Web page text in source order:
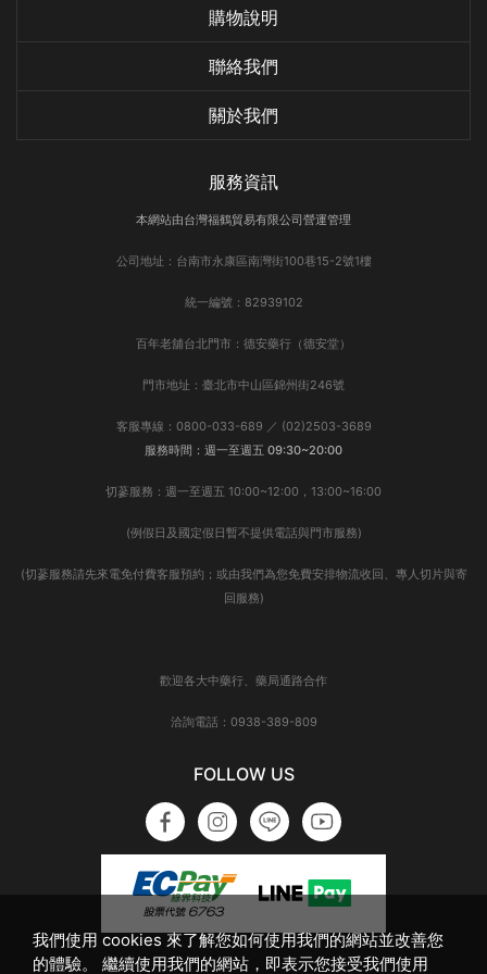
購物說明
聯絡我們
關於我們
服務資訊
本網站由台灣福鶴貿易有限公司營運管理
公司地址：台南市永康區南灣街100巷15-2號1樓
統一編號：82939102
百年老舖台北門市：德安藥行（德安堂）
門市地址：臺北市中山區錦州街246號
客服專線：0800-033-689 ／ (02)2503-3689
服務時間：週一至週五 09:30~20:00
切蔘服務：週一至週五 10:00~12:00，13:00~16:00
(例假日及國定假日暫不提供電話與門市服務)
(切蔘服務請先來電免付費客服預約；或由我們為您免費安排物流收回、專人切片與寄
回服務)
歡迎各大中藥行、藥局通路合作
洽詢電話：0938-389-809
FOLLOW US
我們使用 cookies 來了解您如何使用我們的網站並改善您
的體驗。 繼續使用我們的網站，即表示您接受我們使用